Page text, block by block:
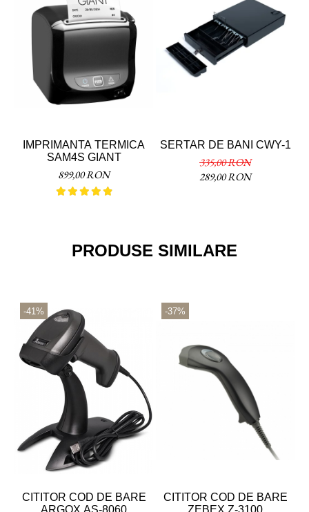
IMPRIMANTA TERMICA
SAM4S GIANT
899,00 RON
SERTAR DE BANI CWY-1
335,00 RON
289,00 RON
PRODUSE SIMILARE
-41%
CITITOR COD DE BARE
-37%
CITITOR COD DE BARE